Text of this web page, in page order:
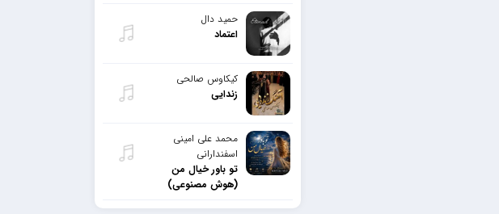
حمید دال
اعتماد
کیکاوس صالحی
زندایی
محمد علی امینی
اسفندارانی
تو باور خیال من
(هوش مصنوعی)